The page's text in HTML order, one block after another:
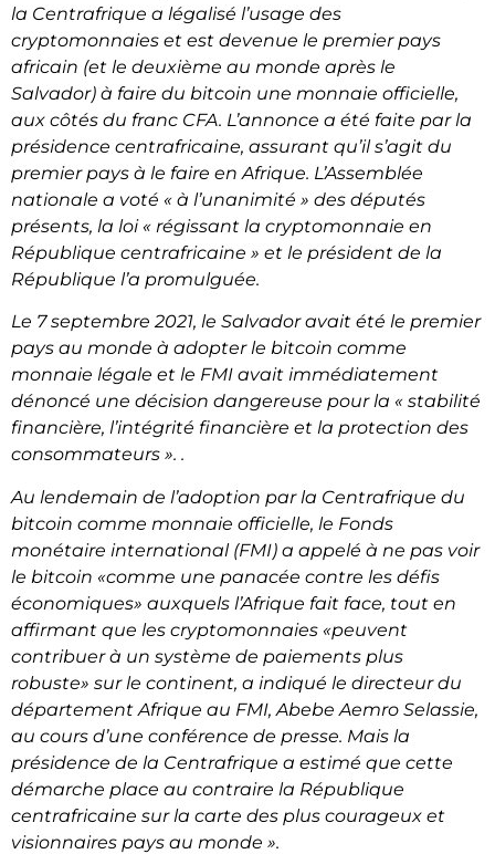
la Centrafrique a légalisé l’usage des
cryptomonnaies et est devenue le premier pays
africain (et le deuxième au monde après le
Salvador) à faire du bitcoin une monnaie officielle,
aux côtés du franc CFA. L’annonce a été faite par la
présidence centrafricaine, assurant qu’il s’agit du
premier pays à le faire en Afrique. L’Assemblée
nationale a voté « à l’unanimité » des députés
présents, la loi « régissant la cryptomonnaie en
République centrafricaine » et le président de la
République l’a promulguée.
Le 7 septembre 2021, le Salvador avait été le premier
pays au monde à adopter le bitcoin comme
monnaie légale et le FMI avait immédiatement
dénoncé une décision dangereuse pour la « stabilité
financière, l’intégrité financière et la protection des
consommateurs ». .
Au lendemain de l’adoption par la Centrafrique du
bitcoin comme monnaie officielle, le Fonds
monétaire international (FMI) a appelé à ne pas voir
le bitcoin «comme une panacée contre les défis
économiques» auxquels l’Afrique fait face, tout en
affirmant que les cryptomonnaies «peuvent
contribuer à un système de paiements plus
robuste» sur le continent, a indiqué le directeur du
département Afrique au FMI, Abebe Aemro Selassie,
au cours d’une conférence de presse. Mais la
présidence de la Centrafrique a estimé que cette
démarche place au contraire la République
centrafricaine sur la carte des plus courageux et
visionnaires pays au monde ».